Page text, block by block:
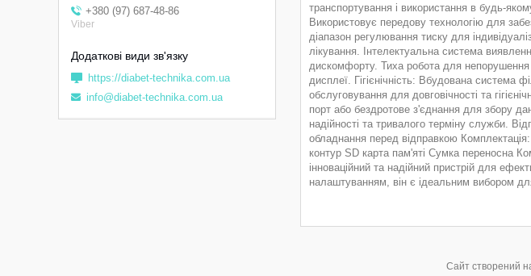
транспортування і використання в будь-
Використовує передову технологію для
діапазон регулювання тиску для
лікування. Інтелектуальна система
дискомфорту. Тиха робота для непорушення
дисплеї. Гігієнічність: Вбудована система
обслуговування для довговічності та
порт або бездротове з'єднання для збору
надійності та тривалого терміну служби.
обладнання перед відправкою
контур SD карта пам'яті Сумка переносна
інноваційний та надійний пристрій для
налаштуванням, він є ідеальним вибором
+380 (97) 687-48-86
Viber
https://diabet-technika.com.ua
info@diabet-technika.com.ua
Сайт створений